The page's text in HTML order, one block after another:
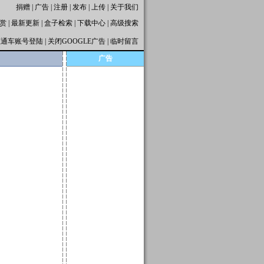
捐赠 广告 注册 发布 上传 关于我们
最新更新 盒子检索 下载中心 高级搜索
车账号登陆 关闭GOOGLE广告 临时留言
广告